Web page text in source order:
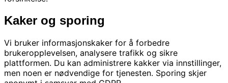
Kaker og sporing
Vi bruker informasjonskaker for å forbedre
brukeropplevelsen, analysere trafikk og sikre
plattformen. Du kan administrere kakker via innstillinger,
men noen er nødvendige for tjenesten. Sporing skjer